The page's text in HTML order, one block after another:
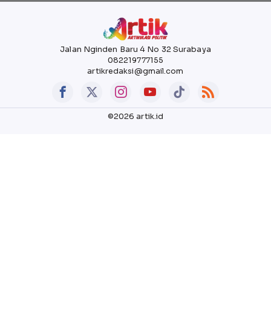
Jalan Nginden Baru 4 No 32 Surabaya
082219777155
artikredaksi@gmail.com
©2026 artik.id